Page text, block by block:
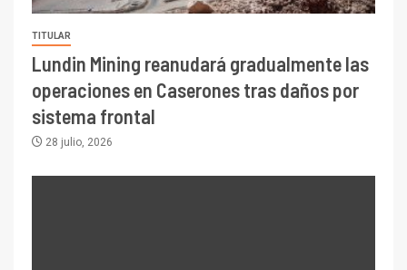
TITULAR
Lundin Mining reanudará gradualmente las
operaciones en Caserones tras daños por
sistema frontal
28 julio, 2026